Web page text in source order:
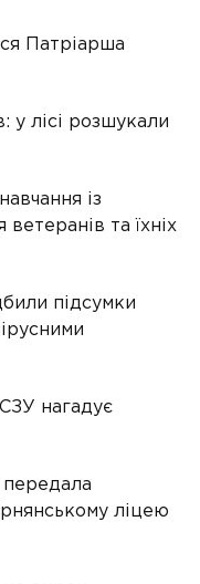
Патріарша
у лісі розшукали
із
та їхніх
підсумки
нагадує
передала
ліцею